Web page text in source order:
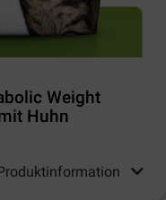
Weight
Huhn